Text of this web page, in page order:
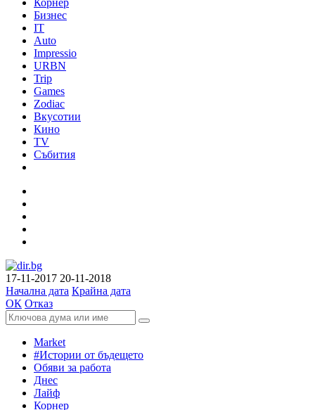
Корнер
Бизнес
IT
Auto
Impressio
URBN
Trip
Games
Zodiac
Вкусотии
Кино
TV
Събития
17-11-2017 20-11-2018
Начална дата Крайна дата
ОК Отказ
Market
#Истории от бъдещето
Обяви за работа
Днес
Лайф
Корнер